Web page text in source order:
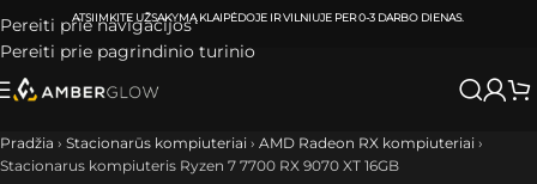
Pereiti prie navigacijos
Pereiti prie pagrindinio turinio
ATSIIMKITE UŽSAKYMĄKLAIPĖDOJE IR VILNIUJE PER0-3 DARBO DIENAS.
Pradžia › Stacionarūs kompiuteriai › AMD Radeon RX kompiuteriai ›
Stacionarus kompiuteris Ryzen 7 7700 RX 9070 XT 16GB